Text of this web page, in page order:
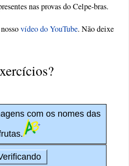
nas provas do Celpe-bras.
vídeo do YouTube. Não deixe